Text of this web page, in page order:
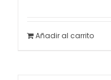
Añadir al carrito